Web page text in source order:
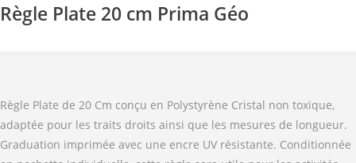
Règle Plate 20 cm Prima Géo
Règle Plate de 20 Cm conçu en Polystyrène Cristal non toxique,
adaptée pour les traits droits ainsi que les mesures de longueur.
Graduation imprimée avec une encre UV résistante. Conditionnée